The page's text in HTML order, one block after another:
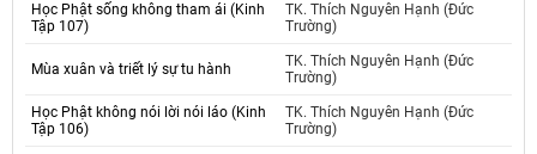
Học Phật sống không tham ái (Kinh
Tập 107)
TK. Thích Nguyên Hạnh (Đức
Trường)
Mùa xuân và triết lý sự tu hành
TK. Thích Nguyên Hạnh (Đức
Trường)
Học Phật không nói lời nói láo (Kinh
Tập 106)
TK. Thích Nguyên Hạnh (Đức
Trường)